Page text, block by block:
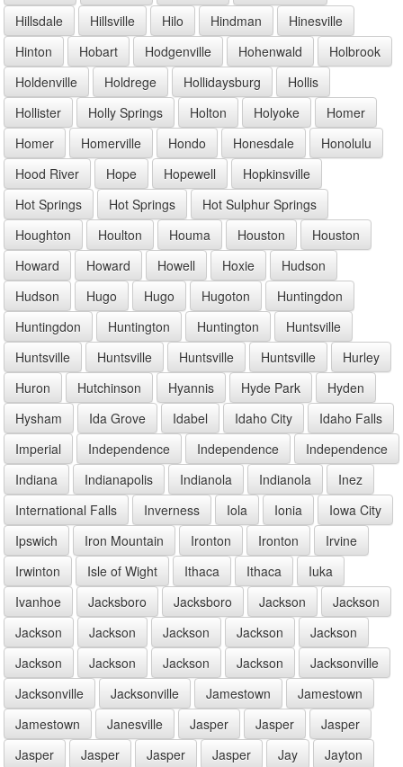
Hillsdale
Hillsville Hilo Hindman
Hinesville
Hinton
Hobart Hodgenville Hohenwald
Holbrook
Holdenville
Holdrege Hollidaysburg
Hollis
Hollister
Holly Springs Holton Holyoke
Homer
Homer
Homerville Hondo Honesdale
Honolulu
Hood River
Hope Hopewell
Hopkinsville
Hot Springs
Hot Springs
Hot Sulphur Springs
Houghton
Houlton Houma Houston
Houston
Howard
Howard Howell Hoxie
Hudson
Hudson
Hugo Hugo Hugoton
Huntingdon
Huntingdon
Huntington Huntington
Huntsville
Huntsville
Huntsville Huntsville Huntsville
Hurley
Huron
Hutchinson Hyannis Hyde Park
Hyden
Hysham
Ida Grove Idabel Idaho City
Idaho Falls
Imperial
Independence Independence
Independence
Indiana
Indianapolis Indianola Indianola
Inez
International Falls
Inverness Iola Ionia
Iowa City
Ipswich
Iron Mountain Ironton Ironton
Irvine
Irwinton
Isle of Wight Ithaca Ithaca
Iuka
Ivanhoe
Jacksboro Jacksboro Jackson
Jackson
Jackson
Jackson Jackson Jackson
Jackson
Jackson
Jackson Jackson Jackson
Jacksonville
Jacksonville
Jacksonville Jamestown
Jamestown
Jamestown
Janesville Jasper Jasper
Jasper
Jasper
Jasper Jasper Jasper Jay Jayton